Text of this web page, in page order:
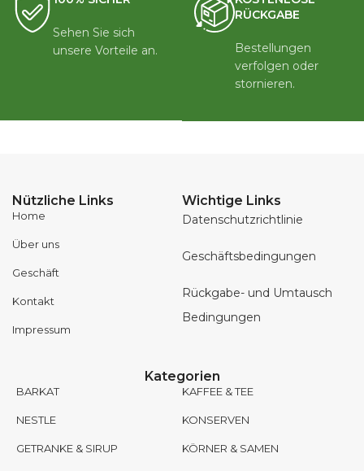
Sehen Sie sich
unsere Vorteile an.
RÜCKGABE
Bestellungen
verfolgen oder
stornieren.
Nützliche Links
Home
Über uns
Geschäft
Kontakt
Impressum
Wichtige Links
Datenschutzrichtlinie
Geschäftsbedingungen
Rückgabe- und Umtausch
Bedingungen
Kategorien
BARKAT
NESTLE
GETRANKE & SIRUP
KAFFEE & TEE
KONSERVEN
KÖRNER & SAMEN